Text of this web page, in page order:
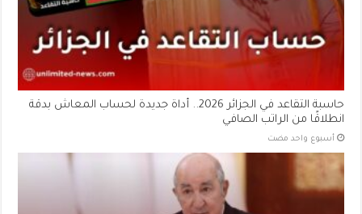
حاسبة التقاعد في الجزائر 2026.. أداة جديدة لحساب المعاش بدقة
انطلاقًا من الراتب الصافي
‏أسبوع واحد مضت